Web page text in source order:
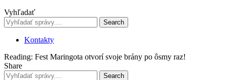
Vyhľadať
Kontakty
Reading: Fest Maringota otvorí svoje brány po ôsmy raz!
Share